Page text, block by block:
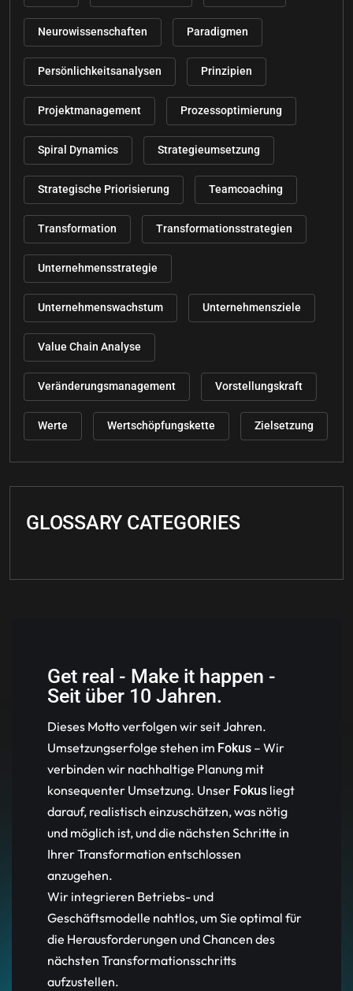
Neurowissenschaften Paradigmen
Persönlichkeitsanalysen Prinzipien
Projektmanagement Prozessoptimierung
Spiral Dynamics Strategieumsetzung
Strategische Priorisierung Teamcoaching
Transformation Transformationsstrategien
Unternehmensstrategie
Unternehmenswachstum Unternehmensziele
Value Chain Analyse
Veränderungsmanagement Vorstellungskraft
Werte Wertschöpfungskette Zielsetzung
GLOSSARY CATEGORIES
Get real - Make it happen -
Seit über 10 Jahren.
Dieses Motto verfolgen wir seit Jahren.
Umsetzungserfolge stehen im Fokus – Wir
verbinden wir nachhaltige Planung mit
konsequenter Umsetzung. Unser Fokus liegt
darauf, realistisch einzuschätzen, was nötig
und möglich ist, und die nächsten Schritte in
Ihrer Transformation entschlossen
anzugehen.
Wir integrieren Betriebs- und
Geschäftsmodelle nahtlos, um Sie optimal für
die Herausforderungen und Chancen des
nächsten Transformationsschritts
aufzustellen.